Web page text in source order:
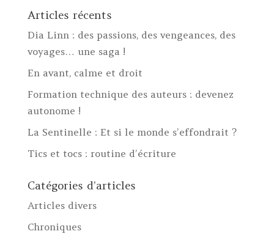
Articles récents
Dia Linn : des passions, des vengeances, des
voyages… une saga !
En avant, calme et droit
Formation technique des auteurs : devenez
autonome !
La Sentinelle : Et si le monde s’effondrait ?
Tics et tocs : routine d’écriture
Catégories d’articles
Articles divers
Chroniques